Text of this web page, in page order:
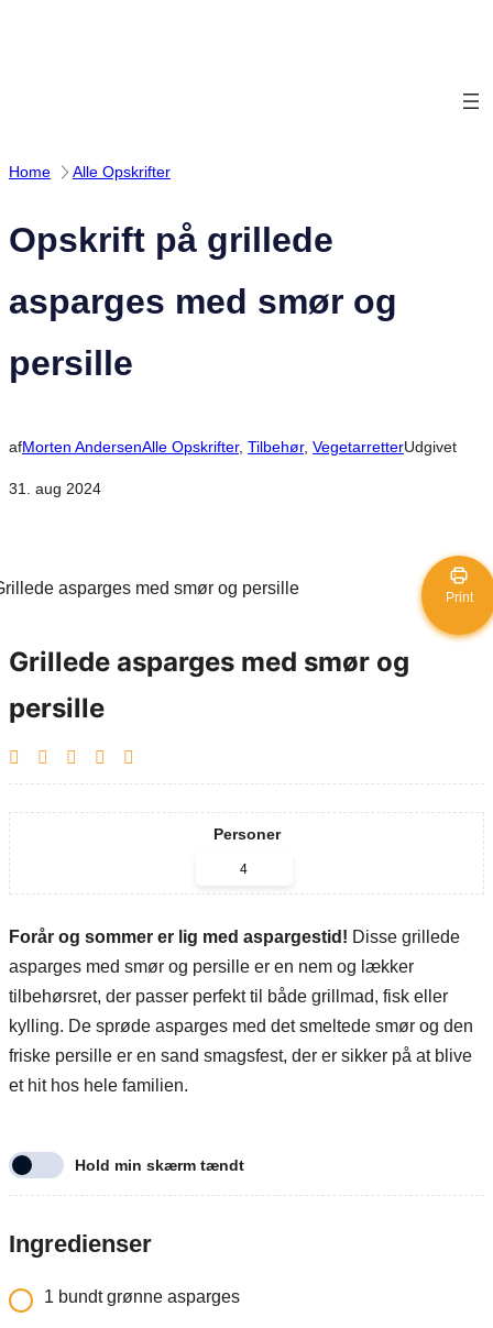
Home Alle Opskrifter
Opskrift på grillede
asparges med smør og
persille
afMorten AndersenAlle Opskrifter, Tilbehør, VegetarretterUdgivet
31. aug 2024
Print
Grillede asparges med smør og
persille
Personer
Forår og sommer er lig med aspargestid! Disse grillede
asparges med smør og persille er en nem og lækker
tilbehørsret, der passer perfekt til både grillmad, fisk eller
kylling. De sprøde asparges med det smeltede smør og den
friske persille er en sand smagsfest, der er sikker på at blive
et hit hos hele familien.
Hold min skærm tændt
Ingredienser
1 bundt grønne asparges